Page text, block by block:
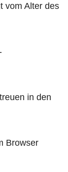
vom Alter des
in den
Browser